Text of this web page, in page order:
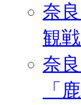
奈
観
奈
「